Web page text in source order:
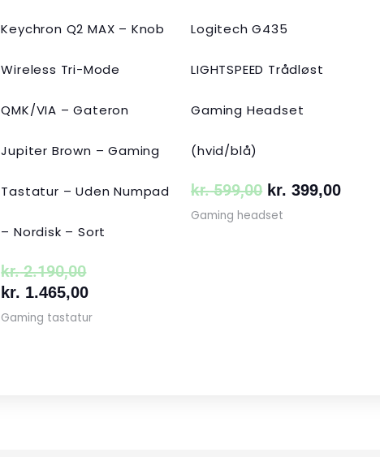
Keychron Q2 MAX – Knob
Wireless Tri-Mode
QMK/VIA – Gateron
Jupiter Brown – Gaming
Tastatur – Uden Numpad
– Nordisk – Sort
kr.2.190,00
kr. 1.465,00
Gaming tastatur
Logitech G435
LIGHTSPEED Trådløst
Gaming Headset
(hvid/blå)
kr.599,00 kr. 399,00
Gaming headset